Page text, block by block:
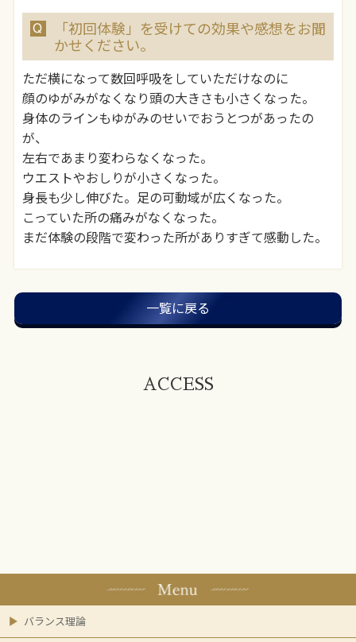
「初回体験」を受けての効果や感想をお聞
かせください。
ただ横になって数回呼吸をしていただけなのに
顔のゆがみがなくなり頭の大きさも小さくなった。
身体のラインもゆがみのせいでおうとつがあったの
が、
左右であまり変わらなくなった。
ウエストやおしりが小さくなった。
身長も少し伸びた。足の可動域が広くなった。
こっていた所の痛みがなくなった。
まだ体験の段階で変わった所がありすぎて感動した。
一覧に戻る
ACCESS
バランス理論